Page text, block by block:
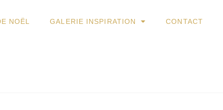
NOËL GALERIE INSPIRATION CONTACT